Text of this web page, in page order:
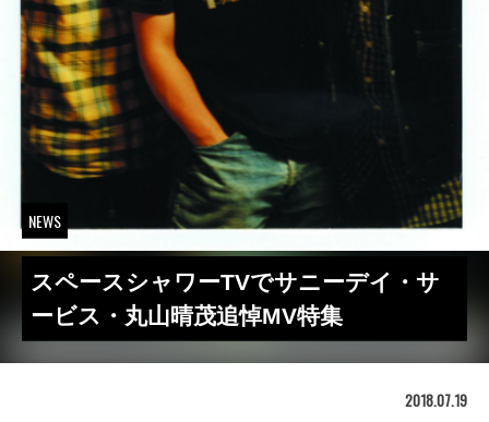
NEWS
スペースシャワーTVでサニーデイ・サ
ービス・丸山晴茂追悼MV特集
2018.07.19